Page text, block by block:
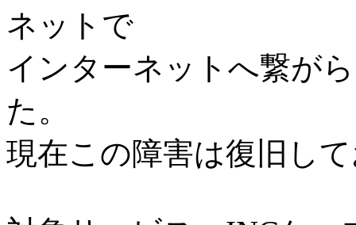
ネットで
インターネットへ繋が
た。
現在この障害は復旧し